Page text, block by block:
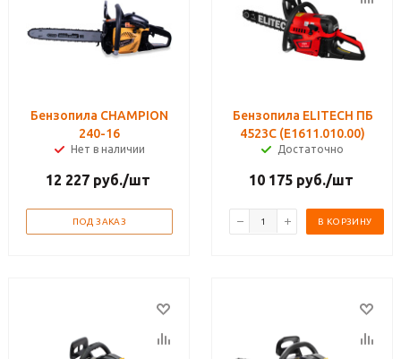
Бензопила CHAMPION
240-16
Нет в наличии
12 227руб./шт
ПОД ЗАКАЗ
Бензопила ELITECH ПБ
4523C (E1611.010.00)
Достаточно
10 175руб./шт
В КОРЗИНУ